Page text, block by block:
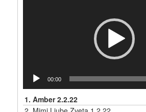
00:00
1.Amber 2.2.22